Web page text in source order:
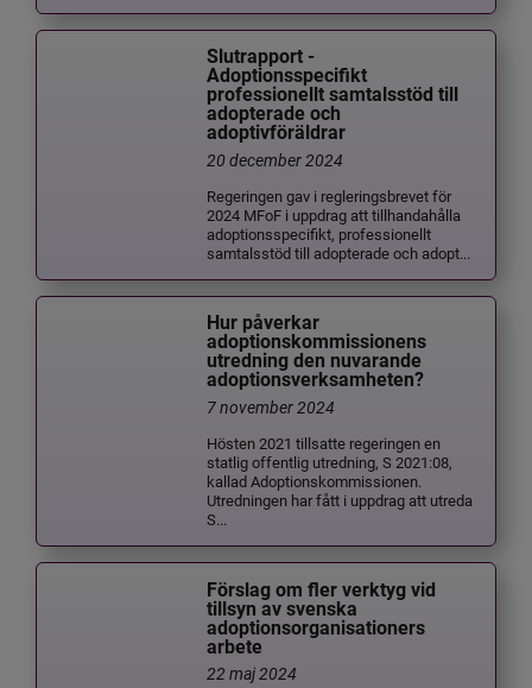
Slutrapport -
Adoptionsspecifikt
professionellt samtalsstöd till
adopterade och
adoptivföräldrar
20 december 2024
Regeringen gav i regleringsbrevet för
2024 MFoF i uppdrag att tillhandahålla
adoptionsspecifikt, professionellt
samtalsstöd till adopterade och adopt...
Hur påverkar
adoptionskommissionens
utredning den nuvarande
adoptionsverksamheten?
7 november 2024
Hösten 2021 tillsatte regeringen en
statlig offentlig utredning, S 2021:08,
kallad Adoptionskommissionen.
Utredningen har fått i uppdrag att utreda
S...
Förslag om fler verktyg vid
tillsyn av svenska
adoptionsorganisationers
arbete
22 maj 2024